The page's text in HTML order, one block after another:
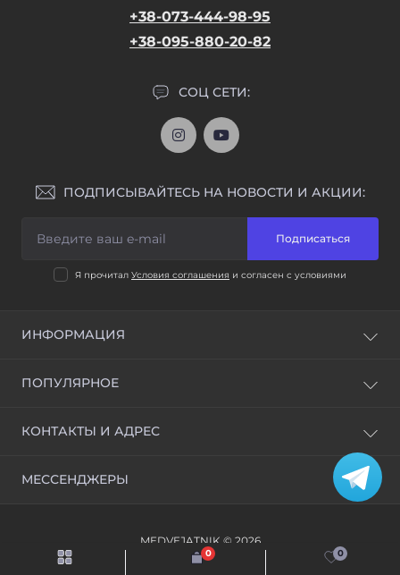
0
0
+38-073-444-98-95
+38-095-880-20-82
СОЦ СЕТИ:
ПОДПИСЫВАЙТЕСЬ НА НОВОСТИ И АКЦИИ:
Подписаться
Я прочитал Условия соглашения и согласен с условиями
ИНФОРМАЦИЯ
Условия соглашения
ПОПУЛЯРНОЕ
Станки для изготовления ключей и Программаторы
КОНТАКТЫ И АДРЕС
МЕССЕНДЖЕРЫ
MEDVEJATNIK © 2026